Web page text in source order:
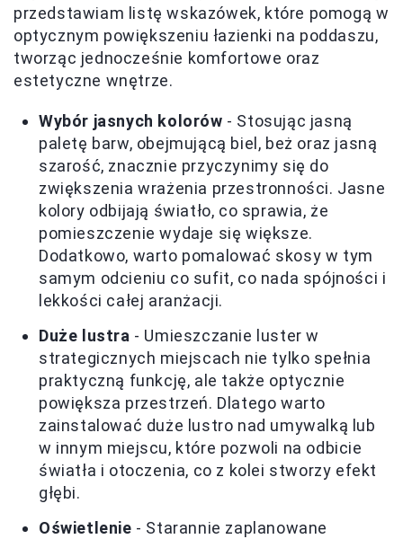
przedstawiam listę wskazówek, które pomogą w
optycznym powiększeniu łazienki na poddaszu,
tworząc jednocześnie komfortowe oraz
estetyczne wnętrze.
Wybór jasnych kolorów - Stosując jasną
paletę barw, obejmującą biel, beż oraz jasną
szarość, znacznie przyczynimy się do
zwiększenia wrażenia przestronności. Jasne
kolory odbijają światło, co sprawia, że
pomieszczenie wydaje się większe.
Dodatkowo, warto pomalować skosy w tym
samym odcieniu co sufit, co nada spójności i
lekkości całej aranżacji.
Duże lustra - Umieszczanie luster w
strategicznych miejscach nie tylko spełnia
praktyczną funkcję, ale także optycznie
powiększa przestrzeń. Dlatego warto
zainstalować duże lustro nad umywalką lub
w innym miejscu, które pozwoli na odbicie
światła i otoczenia, co z kolei stworzy efekt
głębi.
Oświetlenie - Starannie zaplanowane